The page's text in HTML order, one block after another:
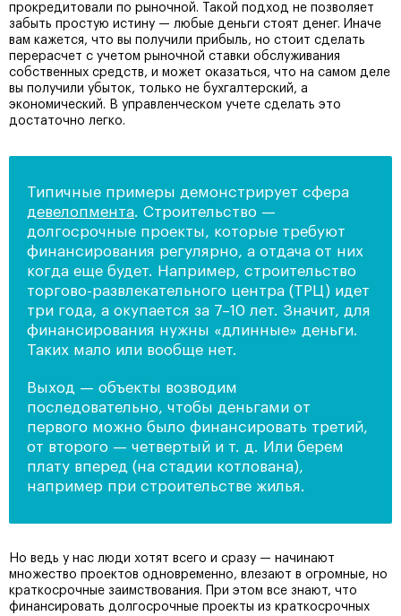
прокредитовали по рыночной. Такой подход не позволяет
забыть простую истину — любые деньги стоят денег. Иначе
вам кажется, что вы получили прибыль, но стоит сделать
перерасчет с учетом рыночной ставки обслуживания
собственных средств, и может оказаться, что на самом деле
вы получили убыток, только не бухгалтерский, а
экономический. В управленческом учете сделать это
достаточно легко.
Типичные примеры демонстрирует сфера
девелопмента. Строительство —
долгосрочные проекты, которые требуют
финансирования регулярно, а отдача от них
когда еще будет. Например, строительство
торгово-развлекательного центра (ТРЦ) идет
три года, а окупается за 7–10 лет. Значит, для
финансирования нужны «длинные» деньги.
Таких мало или вообще нет.
Выход — объекты возводим
последовательно, чтобы деньгами от
первого можно было финансировать третий,
от второго — четвертый и т. д. Или берем
плату вперед (на стадии котлована),
например при строительстве жилья.
Но ведь у нас люди хотят всего и сразу — начинают
множество проектов одновременно, влезают в огромные, но
краткосрочные заимствования. При этом все знают, что
финансировать долгосрочные проекты из краткосрочных